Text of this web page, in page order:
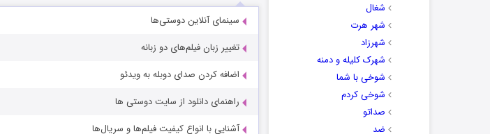
شغال
شهر هرت
شهرزاد
شهرک کلیله و دمنه
شوخی با شما
شوخی کردم
صداتو
ضد
سینمای آنلاین دوستی‌ها
تغییر زبان فیلم‌های دو زبانه
اضافه کردن صدای دوبله به ویدئو
راهنمای دانلود از سایت دوستی ها
آشنایی با انواع کیفیت فیلم‌ها و سریال‌ها